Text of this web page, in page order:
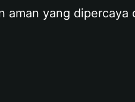
aman yang